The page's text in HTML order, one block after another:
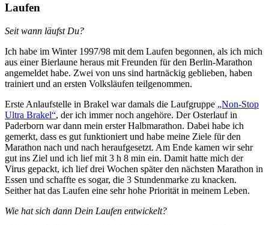
Laufen
Seit wann läufst Du?
Ich habe im Winter 1997/98 mit dem Laufen begonnen, als ich mich
aus einer Bierlaune heraus mit Freunden für den Berlin-Marathon
angemeldet habe. Zwei von uns sind hartnäckig geblieben, haben
trainiert und an ersten Volksläufen teilgenommen.
Erste Anlaufstelle in Brakel war damals die Laufgruppe „Non-Stop
Ultra Brakel“, der ich immer noch angehöre. Der Osterlauf in
Paderborn war dann mein erster Halbmarathon. Dabei habe ich
gemerkt, dass es gut funktioniert und habe meine Ziele für den
Marathon nach und nach heraufgesetzt. Am Ende kamen wir sehr
gut ins Ziel und ich lief mit 3 h 8 min ein. Damit hatte mich der
Virus gepackt, ich lief drei Wochen später den nächsten Marathon in
Essen und schaffte es sogar, die 3 Stundenmarke zu knacken.
Seither hat das Laufen eine sehr hohe Priorität in meinem Leben.
Wie hat sich dann Dein Laufen entwickelt?